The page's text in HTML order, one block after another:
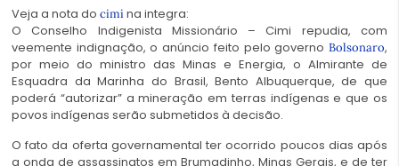
Veja a nota do cimina integra:
O Conselho Indigenista Missionário – Cimi repudia, com
veemente indignação, o anúncio feito pelo governo Bolsonaro,
por meio do ministro das Minas e Energia, o Almirante de
Esquadra da Marinha do Brasil, Bento Albuquerque, de que
poderá “autorizar” a mineração em terras indígenas e que os
povos indígenas serão submetidos à decisão.
O fato da oferta governamental ter ocorrido poucos dias após
a onda de assassinatos em Brumadinho, Minas Gerais, e de ter